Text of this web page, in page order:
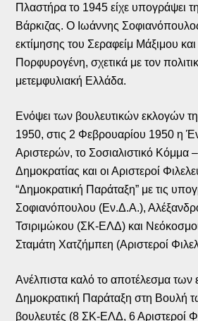
Πλαστήρα το 1945 είχε υπογράψει
Βάρκιζας. Ο Ιωάννης
εκτίμησης του Σεραφείμ Μάξιμου και
Πορφυρογένη, σχετικά με τον
μετεμφυλιακή Ελλάδα.
Ενόψει των βουλευτικών εκλογών
1950, στις 2 Φεβρουαρίου 1950 η
Αριστερών, το Σοσιαλιστικό Κόμμα
Δημοκρατίας και οι Αριστεροί
“Δημοκρατική Παράταξη” με τις
Σοφιανόπουλου (Εν.Δ.Α.),
Τσιριμώκου (ΣΚ-ΕΛΔ) και
Σταμάτη Χατζήμπεη (Αριστεροί
Ανέλπιστα καλό το αποτέλεσμα των
Δημοκρατική Παράταξη στη Βουλή
βουλευτές (8 ΣΚ-ΕΛΔ, 6 Αριστεροί